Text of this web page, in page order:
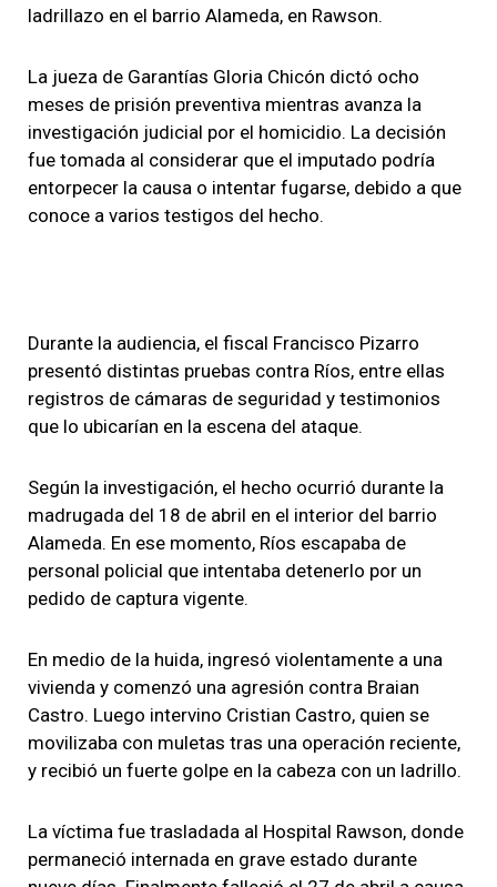
ladrillazo en el barrio Alameda, en Rawson.
La jueza de Garantías Gloria Chicón dictó ocho
meses de prisión preventiva mientras avanza la
investigación judicial por el homicidio. La decisión
fue tomada al considerar que el imputado podría
entorpecer la causa o intentar fugarse, debido a que
conoce a varios testigos del hecho.
Durante la audiencia, el fiscal Francisco Pizarro
presentó distintas pruebas contra Ríos, entre ellas
registros de cámaras de seguridad y testimonios
que lo ubicarían en la escena del ataque.
Según la investigación, el hecho ocurrió durante la
madrugada del 18 de abril en el interior del barrio
Alameda. En ese momento, Ríos escapaba de
personal policial que intentaba detenerlo por un
pedido de captura vigente.
En medio de la huida, ingresó violentamente a una
vivienda y comenzó una agresión contra Braian
Castro. Luego intervino Cristian Castro, quien se
movilizaba con muletas tras una operación reciente,
y recibió un fuerte golpe en la cabeza con un ladrillo.
La víctima fue trasladada al Hospital Rawson, donde
permaneció internada en grave estado durante